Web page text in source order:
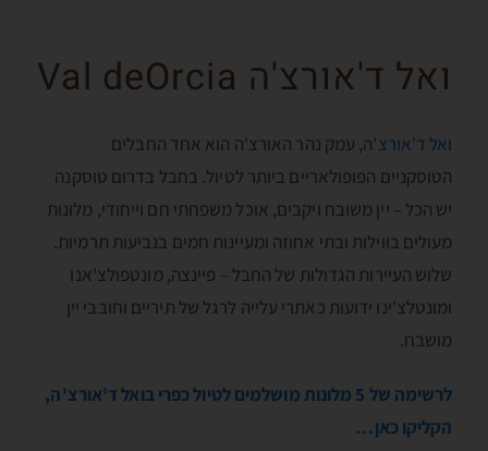
ואל ד'אורצ'ה Val deOrcia
ואל ד'אורצ'ה, עמק נהר האורצ'ה הוא אחד החבלים
הטוסקניים הפופולאריים ביותר לטיול. בחבל בדרום טוסקנה
יש הכל – יין משובח ויקבים, אוכל משפחתי חם וייחודי, מלונות
מעולים בווילות ובתי אחוזה ומעיינות חמים בנביעות תרמיות.
שלוש העיירות הגדולות של החבל – פיינצה, מונטפולצ'אנו
ומונטלצ'ינו ידועות כאתרי עלייה לרגל של תיריים וחובבי יין
מושבח.
לרשימה של 5 מלונות מושלמים לטיול כפרי בואל ד'אורצ'ה,
הקליקו כאן…